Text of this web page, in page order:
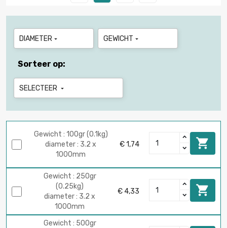
DIAMETER  GEWICHT 
Sorteer op:
SELECTEER 
Gewicht : 100gr (0.1kg)
diameter : 3.2 x
1000mm
€ 1,74 
Gewicht : 250gr
(0.25kg)
diameter : 3.2 x
1000mm
€ 4,33 
Gewicht : 500gr